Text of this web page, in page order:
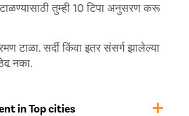
तुम्ही 10 टिपा अनुसरण करू
टाळा. सर्दी किंवा इतर संसर्ग झालेल्या
नका.
वारंवार धुवा, विशेषत: जेवण
त्या नियंत्रणात ठेवण्याचा प्रयत्न करा
in Top cities